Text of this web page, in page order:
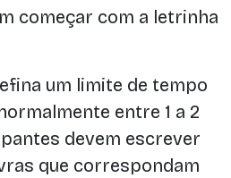
começar com a letrinha
um limite de tempo
entre 1 a 2
devem escrever
que correspondam